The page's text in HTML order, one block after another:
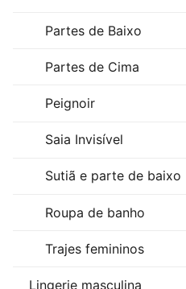
Partes de Baixo
Partes de Cima
Peignoir
Saia Invisível
Sutiã e parte de baixo
Roupa de banho
Trajes femininos
Lingerie masculina